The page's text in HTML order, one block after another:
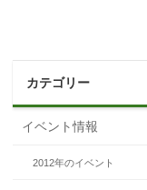
カテゴリー
イベント情報
2012年のイベント